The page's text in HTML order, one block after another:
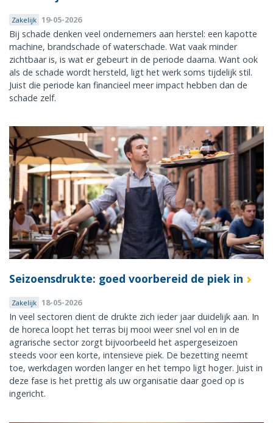
Zakelijk 19-05-2026
Bij schade denken veel ondernemers aan herstel: een kapotte
machine, brandschade of waterschade. Wat vaak minder
zichtbaar is, is wat er gebeurt in de periode daarna. Want ook
als de schade wordt hersteld, ligt het werk soms tijdelijk stil.
Juist die periode kan financieel meer impact hebben dan de
schade zelf.
Seizoensdrukte: goed voorbereid de piek in
Zakelijk 18-05-2026
In veel sectoren dient de drukte zich ieder jaar duidelijk aan. In
de horeca loopt het terras bij mooi weer snel vol en in de
agrarische sector zorgt bijvoorbeeld het aspergeseizoen
steeds voor een korte, intensieve piek. De bezetting neemt
toe, werkdagen worden langer en het tempo ligt hoger. Juist in
deze fase is het prettig als uw organisatie daar goed op is
ingericht.